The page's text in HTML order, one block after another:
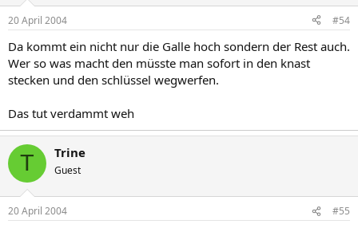
20 April 2004 #54
Da kommt ein nicht nur die Galle hoch sondern der Rest auch.
Wer so was macht den müsste man sofort in den knast
stecken und den schlüssel wegwerfen.
Das tut verdammt weh
T Trine
Guest
20 April 2004 #55